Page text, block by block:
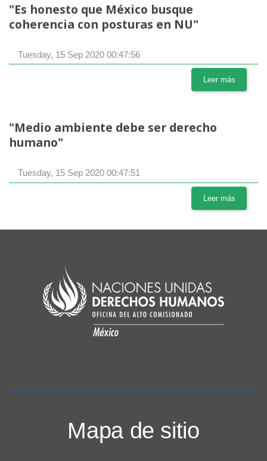
"Es honesto que México busque
coherencia con posturas en NU"
Tuesday, 15 Sep 2020 00:47:56
Leer más
"Medio ambiente debe ser derecho
humano"
Tuesday, 15 Sep 2020 00:47:51
Leer más
Mapa de sitio